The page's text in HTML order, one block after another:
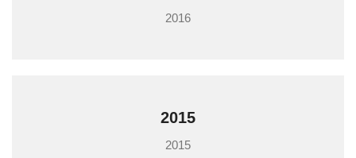
2016
2015
2015